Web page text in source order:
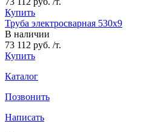
Купить
Труба электросварная 530х9
В наличии
73 112 руб. /т.
Купить
Каталог
Позвонить
Написать